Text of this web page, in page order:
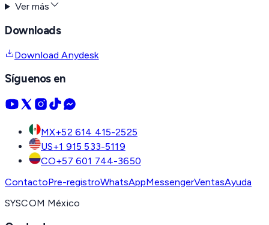
Ver más
Downloads
Download Anydesk
Síguenos en
MX+52 614 415-2525
US+1 915 533-5119
CO+57 601 744-3650
ContactoPre-registroWhatsAppMessengerVentasAyuda
SYSCOM México